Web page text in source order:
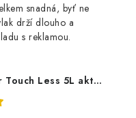
snadná, byť ne
drží dlouho a
s reklamou.
Bilt Hamber Touch Less 5L aktivní pěna